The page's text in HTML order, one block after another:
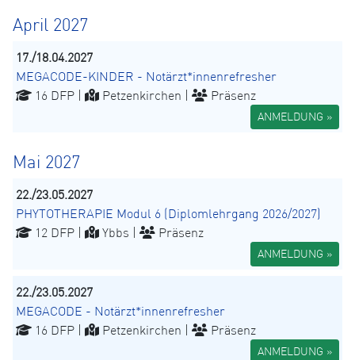
April 2027
17./18.04.2027
MEGACODE-KINDER - Notärzt*innenrefresher
16 DFP |
Petzenkirchen | Präsenz
ANMELDUNG »
Mai 2027
22./23.05.2027
PHYTOTHERAPIE Modul 6 (Diplomlehrgang 2026/2027)
12 DFP |
Ybbs | Präsenz
ANMELDUNG »
22./23.05.2027
MEGACODE - Notärzt*innenrefresher
16 DFP |
Petzenkirchen | Präsenz
ANMELDUNG »